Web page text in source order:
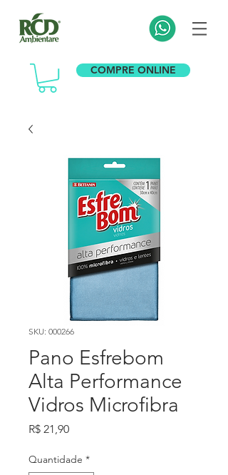
COMPRE ONLINE
SKU: 000266
Pano Esfrebom
Alta Performance
Vidros Microfibra
R$ 21,90Preço
Quantidade *